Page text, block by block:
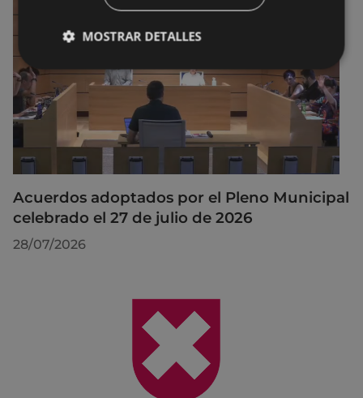
Acuerdos adoptados por el Pleno Municipal
celebrado el 27 de julio de 2026
28/07/2026
MOSTRAR DETALLES